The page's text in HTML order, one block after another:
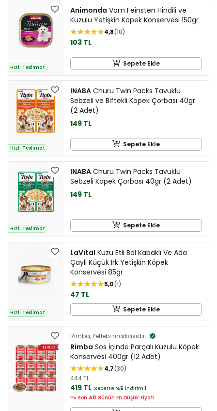
Hızlı Teslimat
Animonda Vom Feinsten Hindili ve
Kuzulu Yetişkin Köpek Konservesi 150gr
4,8 10
103 TL
Sepete Ekle
Hızlı Teslimat
INABA Churu Twin Packs Tavuklu
Sebzeli ve Biftekli Köpek Çorbası 40gr
(2 Adet)
149 TL
Sepete Ekle
Hızlı Teslimat
INABA Churu Twin Packs Tavuklu
Sebzeli Köpek Çorbası 40gr (2 Adet)
149 TL
Sepete Ekle
Hızlı Teslimat
LaVital Kuzu Etli Bal Kabaklı Ve Ada
Çaylı Küçük Irk Yetişkin Köpek
Konservesi 85gr
5,0 1
47 TL
Sepete Ekle
Rimba, Petlebi markasıdır.
Rimba Sos İçinde Parçalı Kuzulu Köpek
Konservesi 400gr (12 Adet)
4,7 30
444 TL
419 TL Sepette %5 indirimli
Son 40 Günün En Düşük Fiyatı